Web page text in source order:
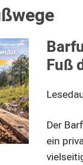
Fuß
Der
ein